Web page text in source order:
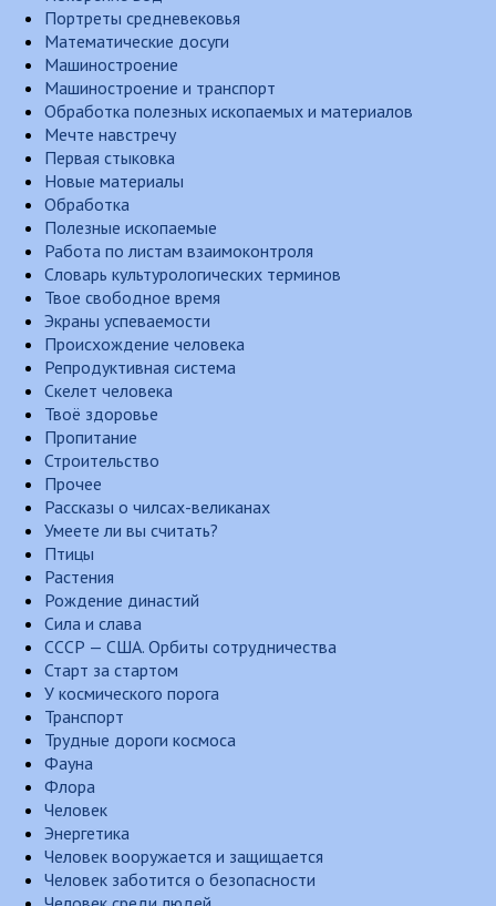
Портреты средневековья
Математические досуги
Машиностроение
Машиностроение и транспорт
Обработка полезных ископаемых и материалов
Мечте навстречу
Первая стыковка
Новые материалы
Обработка
Полезные ископаемые
Работа по листам взаимоконтроля
Словарь культурологических терминов
Твое свободное время
Экраны успеваемости
Происхождение человека
Репродуктивная система
Скелет человека
Твоё здоровье
Пропитание
Строительство
Прочее
Рассказы о чилсах-великанах
Умеете ли вы считать?
Птицы
Растения
Рождение династий
Сила и слава
СССР — США. Орбиты сотрудничества
Старт за стартом
У космического порога
Транспорт
Трудные дороги космоса
Фауна
Флора
Человек
Энергетика
Человек вооружается и защищается
Человек заботится о безопасности